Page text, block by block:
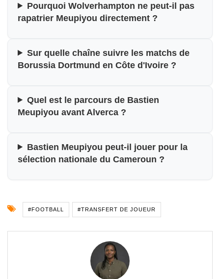
Pourquoi Wolverhampton ne peut-il pas
rapatrier Meupiyou directement ?
Sur quelle chaîne suivre les matchs de
Borussia Dortmund en Côte d'Ivoire ?
Quel est le parcours de Bastien
Meupiyou avant Alverca ?
Bastien Meupiyou peut-il jouer pour la
sélection nationale du Cameroun ?
#FOOTBALL #TRANSFERT DE JOUEUR